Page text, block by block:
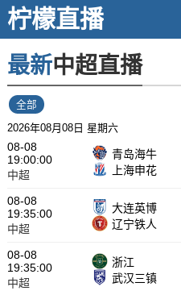
柠檬直播
最新中超直播
全部
2026年08月08日 星期六
08-08
19:00:00
中超
青岛海牛
上海申花
08-08
19:35:00
中超
大连英博
辽宁铁人
08-08
19:35:00
中超
浙江
武汉三镇